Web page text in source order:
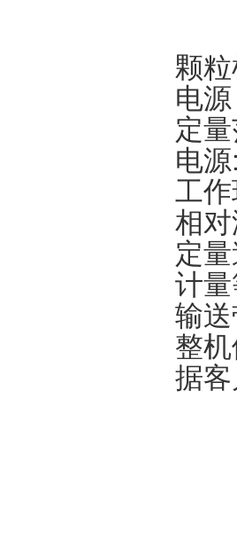
颗
电
定
电
工
相
定
计
输
整
据